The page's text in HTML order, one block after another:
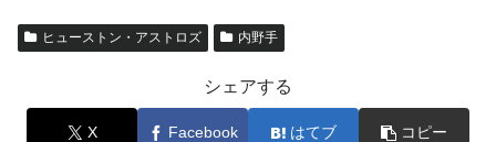
ヒューストン・アストロズ 内野手
シェアする
X Facebook はてブ コピー